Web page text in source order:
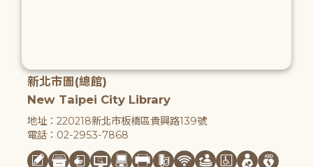
新北市圖(總館)
New Taipei City Library
地址：220218新北市板橋區貴興路139號
電話：02-2953-7868